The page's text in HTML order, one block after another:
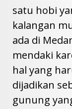
satu hobi
kalangan
ada di
mendaki
hal yang
dijadikan
gunung